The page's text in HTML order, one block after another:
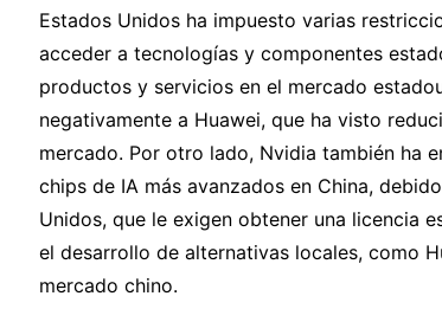
Estados Unidos ha impuesto varias
acceder a tecnologías y componentes
productos y servicios en el mercado
negativamente a Huawei, que ha visto
mercado. Por otro lado, Nvidia también ha
chips de IA más avanzados en China,
Unidos, que le exigen obtener una licencia
el desarrollo de alternativas locales, como
mercado chino.